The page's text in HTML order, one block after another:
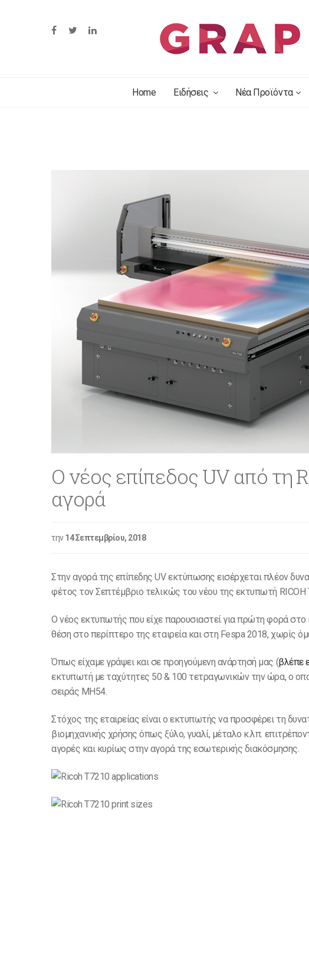
Home Ειδήσεις Νέα Προϊόντα
Ο νέος επίπεδος UV από τη
αγορά
την14 Σεπτεμβρίου, 2018
Στην αγορά της επίπεδης UV εκτύπωσης εισέρχεται πλέον
φέτος τον Σεπτέμβριο τελικώς του νέου της εκτυπωτή RICOH
Ο νέος εκτυπωτής που είχε παρουσιαστεί για πρώτη φορά στο
θέση στο περίπτερο της εταιρεία και στη Fespa 2018, χωρίς
Όπως είχαμε γράψει και σε προηγούμενη ανάρτησή μας (βλέπε
εκτυπωτή με ταχύτητες 50 & 100 τετραγωνικών την ώρα, ο
σειράς MH54.
Στόχος της εταιρείας είναι ο εκτυπωτής να προσφέρει τη
βιομηχανικής χρήσης όπως ξύλο, γυαλί, μέταλο κ.λπ.
αγορές και κυρίως στην αγορά της εσωτερικής διακόσμησης.